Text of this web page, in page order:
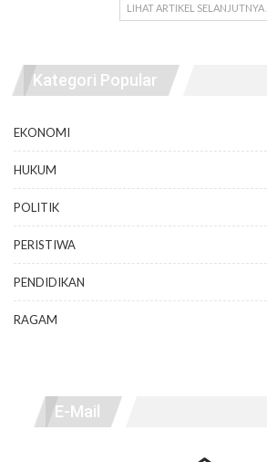
LIHAT ARTIKEL SELANJUTNYA ...
Kategori Popular
EKONOMI
HUKUM
POLITIK
PERISTIWA
PENDIDIKAN
RAGAM
E-Mail